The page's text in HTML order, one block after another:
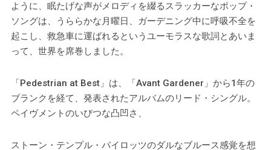
ように、眠たげな声がメロディを綴るスラッカーなポップ・
ソングは、うららかな月曜日、ガーデニング中に呼吸不全を
起こし、救急車に運ばれるというユーモラスな歌詞とあいま
って、世界を席巻しました。
「Pedestrian at Best」は、「Avant Gardener」から1年の
ブランクを経て、発表されたアルバムのリード・シングル。
ペイヴメントのいびつな凸凹さ、
ストーン・テンプル・パイロッツのダルなブルース感覚を想